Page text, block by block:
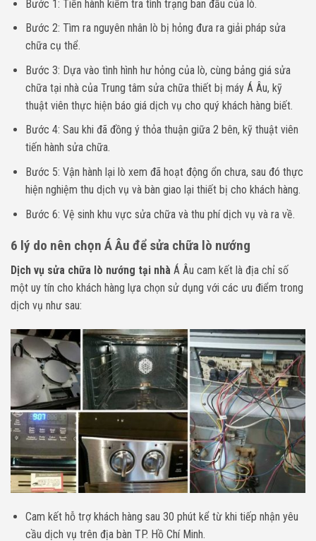
Bước 1: Tiến hành kiểm tra tình trạng ban đầu của lò.
Bước 2: Tìm ra nguyên nhân lò bị hỏng đưa ra giải pháp sửa
chữa cụ thể.
Bước 3: Dựa vào tình hình hư hỏng của lò, cùng bảng giá sửa
chữa tại nhà của Trung tâm sửa chữa thiết bị máy Á Âu, kỹ
thuật viên thực hiện báo giá dịch vụ cho quý khách hàng biết.
Bước 4: Sau khi đã đồng ý thỏa thuận giữa 2 bên, kỹ thuật viên
tiến hành sửa chữa.
Bước 5: Vận hành lại lò xem đã hoạt động ổn chưa, sau đó thực
hiện nghiệm thu dịch vụ và bàn giao lại thiết bị cho khách hàng.
Bước 6: Vệ sinh khu vực sửa chữa và thu phí dịch vụ và ra về.
6 lý do nên chọn Á Âu để sửa chữa lò nướng
Dịch vụ sửa chữa lò nướng tại nhà Á Âu cam kết là địa chỉ số
một uy tín cho khách hàng lựa chọn sử dụng với các ưu điểm trong
dịch vụ như sau:
Cam kết hỗ trợ khách hàng sau 30 phút kể từ khi tiếp nhận yêu
cầu dịch vụ trên địa bàn TP. Hồ Chí Minh.